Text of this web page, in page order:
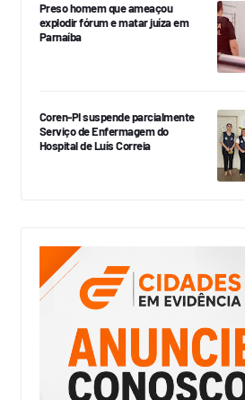
Preso homem que ameaçou
explodir fórum e matar juíza em
Parnaíba
Coren-PI suspende parcialmente
Serviço de Enfermagem do
Hospital de Luís Correia